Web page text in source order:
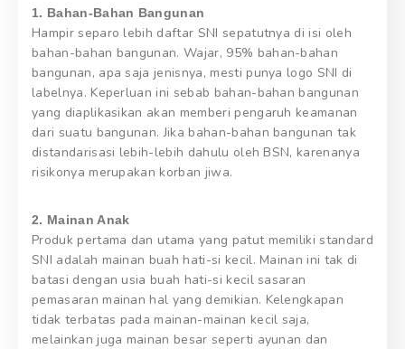
1. Bahan-Bahan Bangunan
Hampir separo lebih daftar SNI sepatutnya di isi oleh
bahan-bahan bangunan. Wajar, 95% bahan-bahan
bangunan, apa saja jenisnya, mesti punya logo SNI di
labelnya. Keperluan ini sebab bahan-bahan bangunan
yang diaplikasikan akan memberi pengaruh keamanan
dari suatu bangunan. Jika bahan-bahan bangunan tak
distandarisasi lebih-lebih dahulu oleh BSN, karenanya
risikonya merupakan korban jiwa.
2. Mainan Anak
Produk pertama dan utama yang patut memiliki standard
SNI adalah mainan buah hati-si kecil. Mainan ini tak di
batasi dengan usia buah hati-si kecil sasaran
pemasaran mainan hal yang demikian. Kelengkapan
tidak terbatas pada mainan-mainan kecil saja,
melainkan juga mainan besar seperti ayunan dan